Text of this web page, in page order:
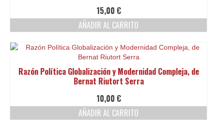
15,00 €
AÑADIR AL CARRITO
Razón Política Globalización y Modernidad Compleja, de
Bernat Riutort Serra
10,00 €
AÑADIR AL CARRITO